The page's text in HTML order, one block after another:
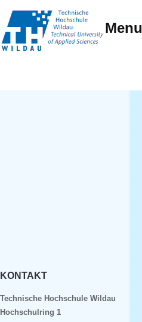
KONTAKT
Technische Hochschule Wildau
Hochschulring 1